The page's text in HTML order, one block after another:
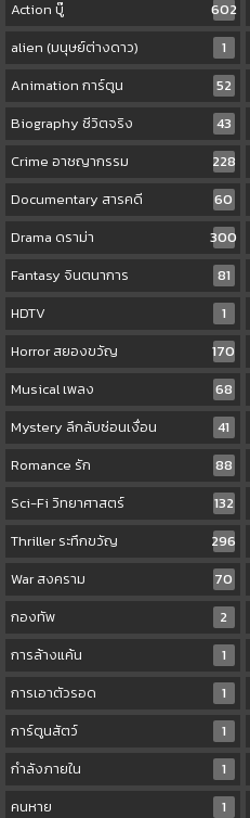
Action บู๊ 602
alien (มนุษย์ต่างดาว)
1
Animation การ์ตูน
52
Biography ชีวิตจริง
43
Crime อาชญากรรม
228
Documentary สารคดี
60
Drama ดราม่า
300
Fantasy จินตนาการ
81
HDTV
1
Horror สยองขวัญ
170
Musical เพลง
68
Mystery ลึกลับซ่อนเงื่อน
41
Romance รัก
88
Sci-Fi วิทยาศาสตร์
132
Thriller ระทึกขวัญ
296
War สงคราม
70
กองทัพ
2
การล้างแค้น
1
การเอาตัวรอด
1
การ์ตูนสัตว์
1
กำลังภายใน
1
คนหาย
1